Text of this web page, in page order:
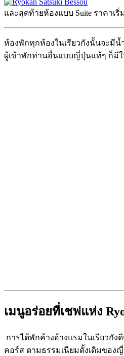
และสุดท้ายห้องแบบ Suite ราคาเ
ห้องพักทุกห้องในเรียวกังนั้นจะมี
ผู้เข้าพักท่านอื่นแบบญี่ปุ่นแท้ๆ ก็มี
เมนูอร่อยที่เชฟแห่ง
การได้พักค้างอ้างแรมในเรียวกัง
คอร์ส ตามธรรมเนียมดั้งเดิมของ